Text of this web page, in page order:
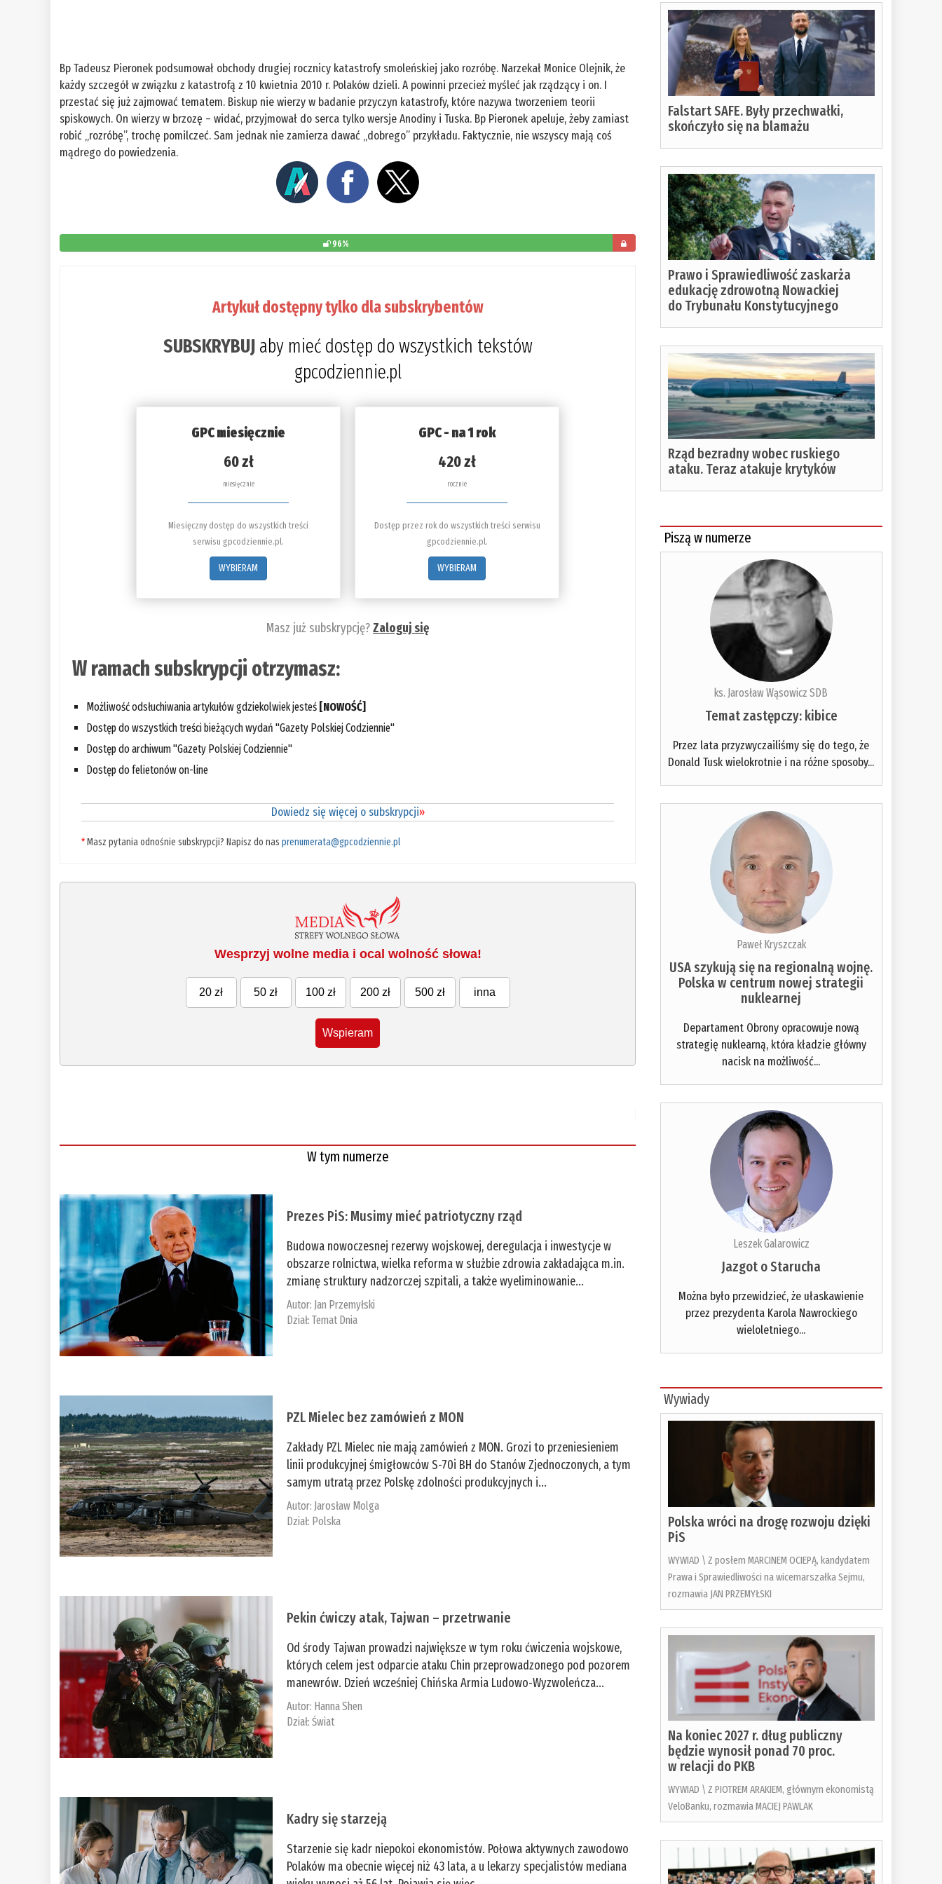
Bp Tadeusz Pieronek podsumował obchody drugiej rocznicy katastrofy smoleńskiej jako rozróbę. Narzekał Monice Olejnik, że
każdy szczegół w związku z katastrofą z 10 kwietnia 2010 r. Polaków dzieli. A powinni przecież myśleć jak rządzący i on. I
przestać się już zajmować tematem. Biskup nie wierzy w badanie przyczyn katastrofy, które nazywa tworzeniem teorii
spiskowych. On wierzy w brzozę – widać, przyjmował do serca tylko wersje Anodiny i Tuska. Bp Pieronek apeluje, żeby zamiast
robić „rozróbę”, trochę pomilczeć. Sam jednak nie zamierza dawać „dobrego” przykładu. Faktycznie, nie wszyscy mają coś
mądrego do powiedzenia.
96%
Artykuł dostępny tylko dla subskrybentów
SUBSKRYBUJaby mieć dostęp do wszystkich tekstów
gpcodziennie.pl
GPC miesięcznie
60 zł
miesięcznie
Miesięczny dostęp do wszystkich treści
serwisu gpcodziennie.pl.
WYBIERAM
GPC - na 1 rok
420 zł
rocznie
Dostęp przez rok do wszystkich treści serwisu
gpcodziennie.pl.
WYBIERAM
Masz już subskrypcję?Zaloguj się
W ramach subskrypcji otrzymasz:
Możliwość odsłuchiwania artykułów gdziekolwiek jesteś [NOWOŚĆ]
Dostęp do wszystkich treści bieżących wydań "Gazety Polskiej Codziennie"
Dostęp do archiwum "Gazety Polskiej Codziennie"
Dostęp do felietonów on-line
Dowiedz się więcej o subskrypcji»
*Masz pytania odnośnie subskrypcji? Napisz do nasprenumerata@gpcodziennie.pl
Wesprzyj wolne media i ocal wolność słowa!
20 zł 50 zł 100 zł 200 zł 500 zł inna
Wspieram
W tym numerze
Prezes PiS: Musimy mieć patriotyczny rząd
Budowa nowoczesnej rezerwy wojskowej, deregulacja i inwestycje w
obszarze rolnictwa, wielka reforma w służbie zdrowia zakładająca m.in.
zmianę struktury nadzorczej szpitali, a także wyeliminowanie...
Autor: Jan Przemyłski
Dział:Temat Dnia
PZL Mielec bez zamówień z MON
Zakłady PZL Mielec nie mają zamówień z MON. Grozi to przeniesieniem
linii produkcyjnej śmigłowców S-70i BH do Stanów Zjednoczonych, a tym
samym utratą przez Polskę zdolności produkcyjnych i...
Autor: Jarosław Molga
Dział: Polska
Pekin ćwiczy atak, Tajwan – przetrwanie
Od środy Tajwan prowadzi największe w tym roku ćwiczenia wojskowe,
których celem jest odparcie ataku Chin przeprowadzonego pod pozorem
manewrów. Dzień wcześniej Chińska Armia Ludowo-Wyzwoleńcza...
Autor: ­Hanna Shen
Dział:Świat
Kadry się starzeją
Starzenie się kadr niepokoi ekonomistów. Połowa aktywnych zawodowo
Polaków ma obecnie więcej niż 43 lata, a u lekarzy specjalistów mediana
Falstart SAFE. Były przechwałki,
skończyło się na blamażu
Prawo i Sprawiedliwość zaskarża
edukację zdrowotną Nowackiej
do Trybunału Konstytucyjnego
Rząd bezradny wobec ruskiego
ataku. Teraz atakuje krytyków
Piszą w numerze
ks. Jarosław Wąsowicz SDB
Temat zastępczy: kibice
Przez lata przyzwyczailiśmy się do tego, że
Donald Tusk wielokrotnie i na różne sposoby...
Paweł Kryszczak
USA szykują się na regionalną wojnę.
Polska w centrum nowej strategii
nuklearnej
Departament Obrony opracowuje nową
strategię nuklearną, która kładzie główny
nacisk na możliwość...
Leszek Galarowicz
Jazgot o Starucha
Można było przewidzieć, że ułaskawienie
przez prezydenta Karola Nawrockiego
wieloletniego...
Wywiady
Polska wróci na drogę rozwoju dzięki
PiS
WYWIAD \ Z posłem MARCINEM OCIEPĄ, kandydatem
Prawa i Sprawiedliwości na wicemarszałka Sejmu,
rozmawia JAN PRZEMYŁSKI
Na koniec 2027 r. dług publiczny
będzie wynosił ponad 70 proc.
w relacji do PKB
WYWIAD \ Z PIOTREM ARAKIEM, głównym ekonomistą
VeloBanku, rozmawia MACIEJ PAWLAK